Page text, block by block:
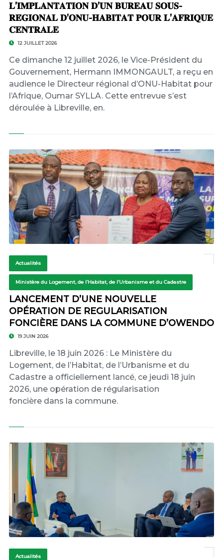
𝐋’𝐈𝐌𝐏𝐋𝐀𝐍𝐓𝐀𝐓𝐈𝐎𝐍 𝐃’𝐔𝐍 𝐁𝐔𝐑𝐄𝐀𝐔 𝐒𝐎𝐔𝐒-
𝐑𝐄́𝐆𝐈𝐎𝐍𝐀𝐋 𝐃’𝐎𝐍𝐔-𝐇𝐀𝐁𝐈𝐓𝐀𝐓 𝐏𝐎𝐔𝐑 𝐋’𝐀𝐅𝐑𝐈𝐐𝐔𝐄
𝐂𝐄𝐍𝐓𝐑𝐀𝐋𝐄
12 JUILLET 2026
Ce dimanche 12 juillet 2026, le Vice-Président du
Gouvernement, Hermann IMMONGAULT, a reçu en
audience le Directeur régional d’ONU-Habitat pour
l’Afrique, Oumar SYLLA. Cette entrevue s’est
déroulée à Libreville, en.
Actualités
Ministère du Logement, de l’Habitat, de l’Urbanisme et du Cadastre
LANCEMENT D’UNE NOUVELLE
OPÉRATION DE REGULARISATION
FONCIÈRE DANS LA COMMUNE D’OWENDO
19 JUIN 2026
Libreville, le 18 juin 2026 : Le Ministère du
Logement, de l’Habitat, de l’Urbanisme et du
Cadastre a officiellement lancé, ce jeudi 18 juin
2026, une opération de régularisation
foncière dans la commune.
Actualités